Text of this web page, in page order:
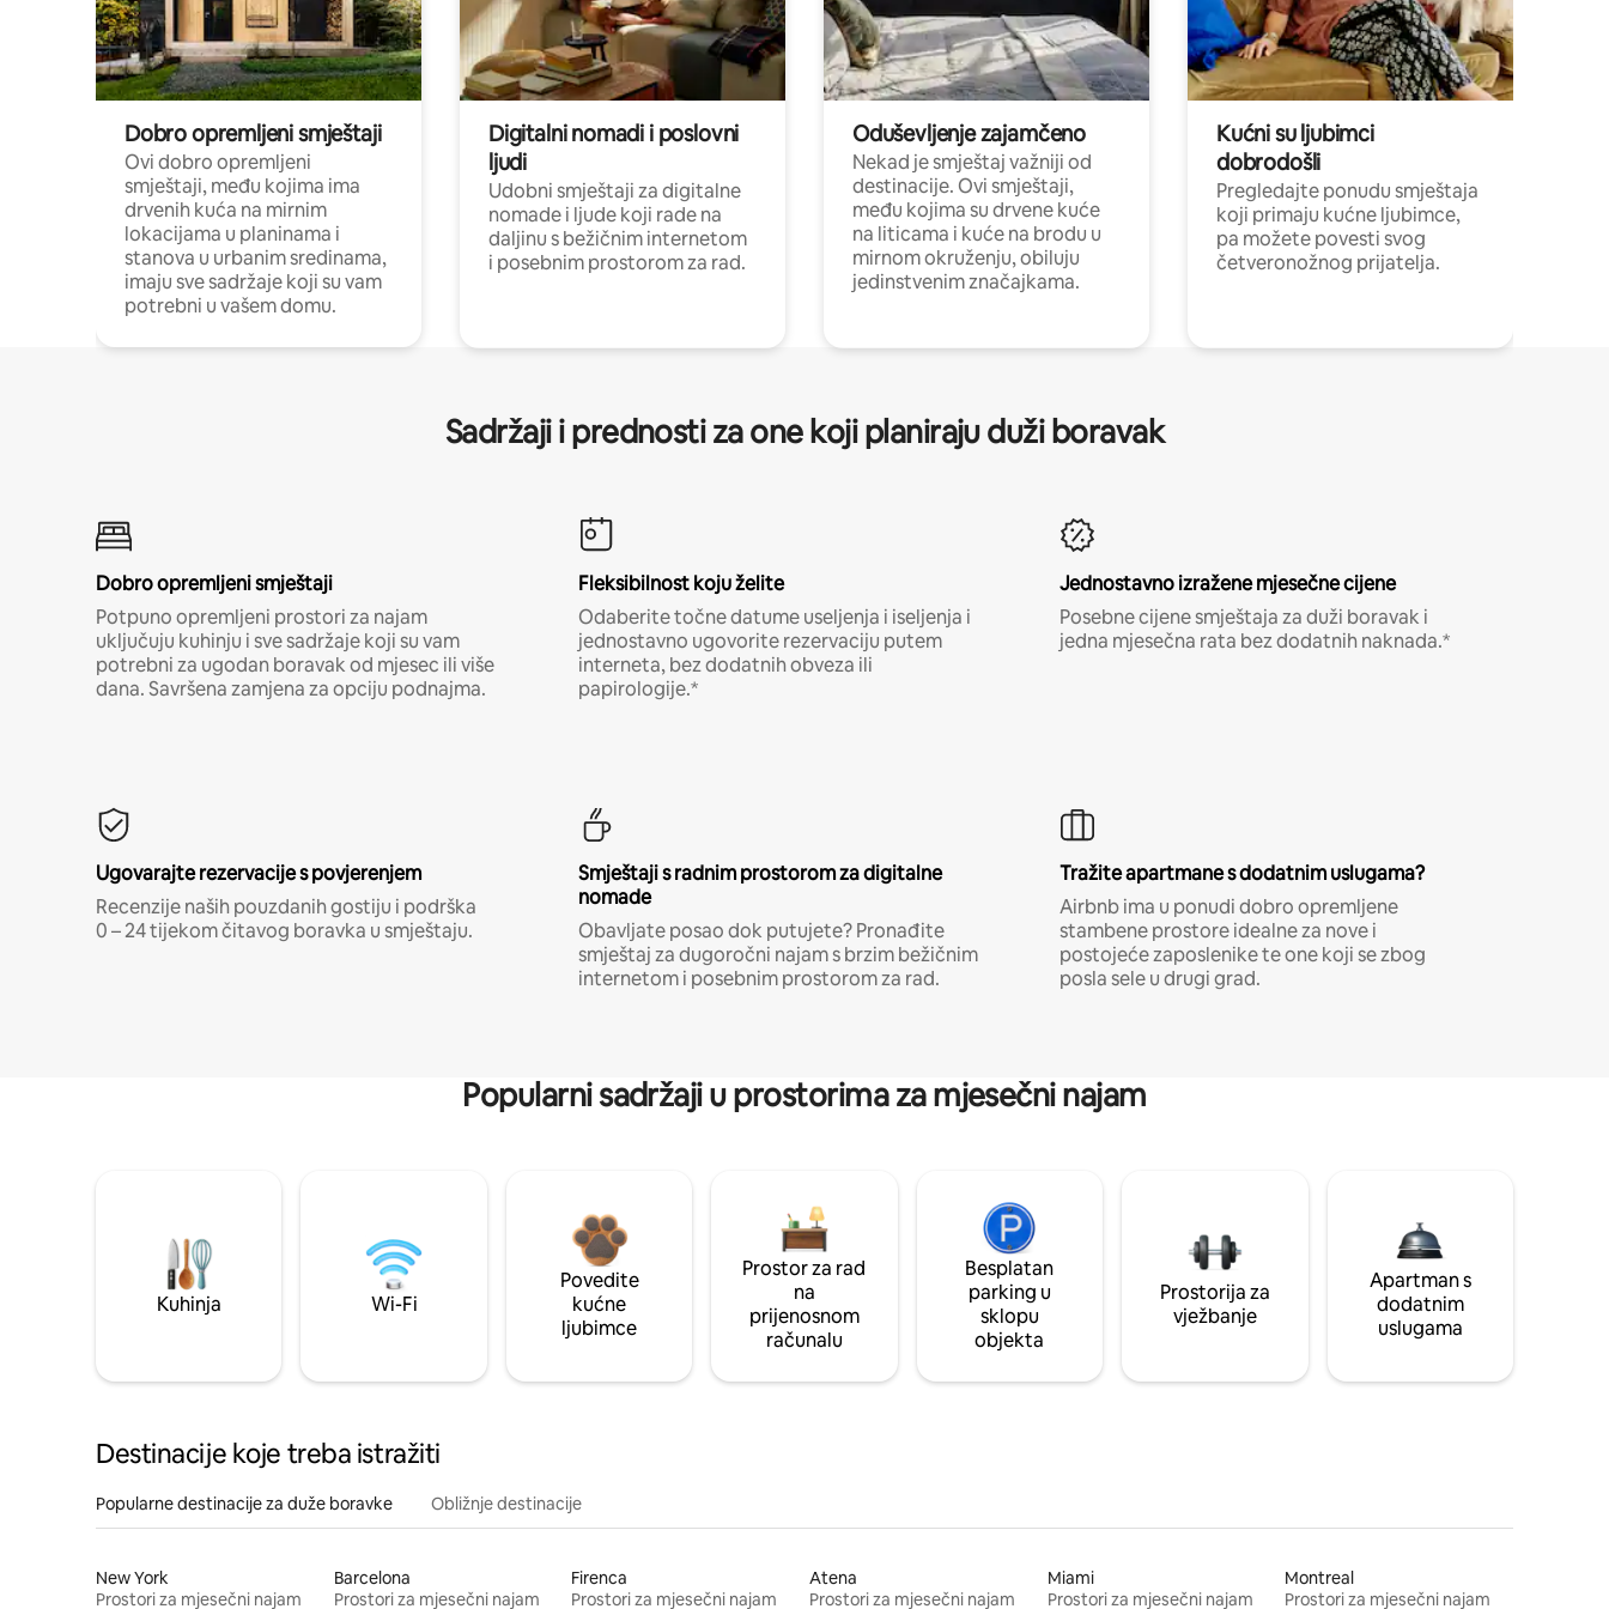
Dobro opremljeni smještaji
Ovi dobro opremljeni
smještaji, među kojima ima
drvenih kuća na mirnim
lokacijama u planinama i
stanova u urbanim sredinama,
imaju sve sadržaje koji su vam
potrebni u vašem domu.
Digitalni nomadi i poslovni
ljudi
Udobni smještaji za digitalne
nomade i ljude koji rade na
daljinu s bežičnim internetom
i posebnim prostorom za rad.
Oduševljenje zajamčeno
Nekad je smještaj važniji od
destinacije. Ovi smještaji,
među kojima su drvene kuće
na liticama i kuće na brodu u
mirnom okruženju, obiluju
jedinstvenim značajkama.
Kućni su ljubimci
dobrodošli
Pregledajte ponudu smještaja
koji primaju kućne ljubimce,
pa možete povesti svog
četveronožnog prijatelja.
Sadržaji i prednosti za one koji planiraju duži boravak
Dobro opremljeni smještaji
Potpuno opremljeni prostori za najam
uključuju kuhinju i sve sadržaje koji su vam
potrebni za ugodan boravak od mjesec ili više
dana. Savršena zamjena za opciju podnajma.
Fleksibilnost koju želite
Odaberite točne datume useljenja i iseljenja i
jednostavno ugovorite rezervaciju putem
interneta, bez dodatnih obveza ili
papirologije.*
Jednostavno izražene mjesečne cijene
Posebne cijene smještaja za duži boravak i
jedna mjesečna rata bez dodatnih naknada.*
Ugovarajte rezervacije s povjerenjem
Recenzije naših pouzdanih gostiju i podrška
0 – 24 tijekom čitavog boravka u smještaju.
Smještaji s radnim prostorom za digitalne
nomade
Obavljate posao dok putujete? Pronađite
smještaj za dugoročni najam s brzim bežičnim
internetom i posebnim prostorom za rad.
Tražite apartmane s dodatnim uslugama?
Airbnb ima u ponudi dobro opremljene
stambene prostore idealne za nove i
postojeće zaposlenike te one koji se zbog
posla sele u drugi grad.
Popularni sadržaji u prostorima za mjesečni najam
Kuhinja Wi-Fi
Povedite
kućne
ljubimce
Prostor za rad
na
prijenosnom
računalu
Besplatan
parking u
sklopu
objekta
Prostorija za
vježbanje
Apartman s
dodatnim
uslugama
Destinacije koje treba istražiti
Popularne destinacije za duže boravke Obližnje destinacije
New York
Prostori za mjesečni najam
Barcelona
Prostori za mjesečni najam
Firenca
Prostori za mjesečni najam
Atena
Prostori za mjesečni najam
Miami
Prostori za mjesečni najam
Montreal
Prostori za mjesečni najam